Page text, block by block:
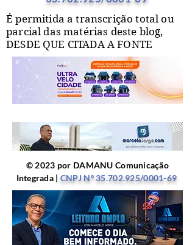
É permitida a transcrição total ou
parcial das matérias deste blog,
DESDE QUE CITADA A FONTE
© 2023 por DAMANU Comunicação
Integrada | CNPJ Nº35.702.925/0001-69